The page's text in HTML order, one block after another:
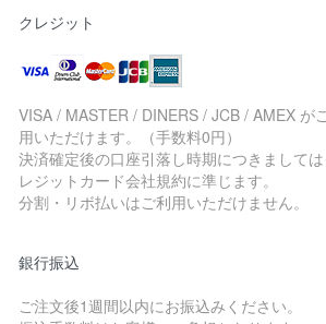
クレジット
VISA / MASTER / DINERS / JCB / AMEX が
用いただけます。（手数料0円）
決済確定後の口座引落し時期につきましては
レジットカード会社規約に準じます。
分割・リボ払いはご利用いただけません。
銀行振込
ご注文後1週間以内にお振込みください。